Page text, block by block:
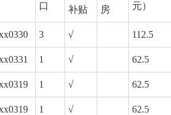
口
元）
补贴
房
3 √ 112.5
1 √ 62.5
1 √ 62.5
1 √ 62.5